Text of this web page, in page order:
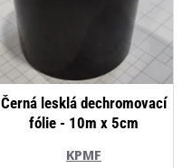
NEJPRODÁVANĚJŠÍ
KPMF
Černá lesklá dechromovací
fólie - 10m x 5cm